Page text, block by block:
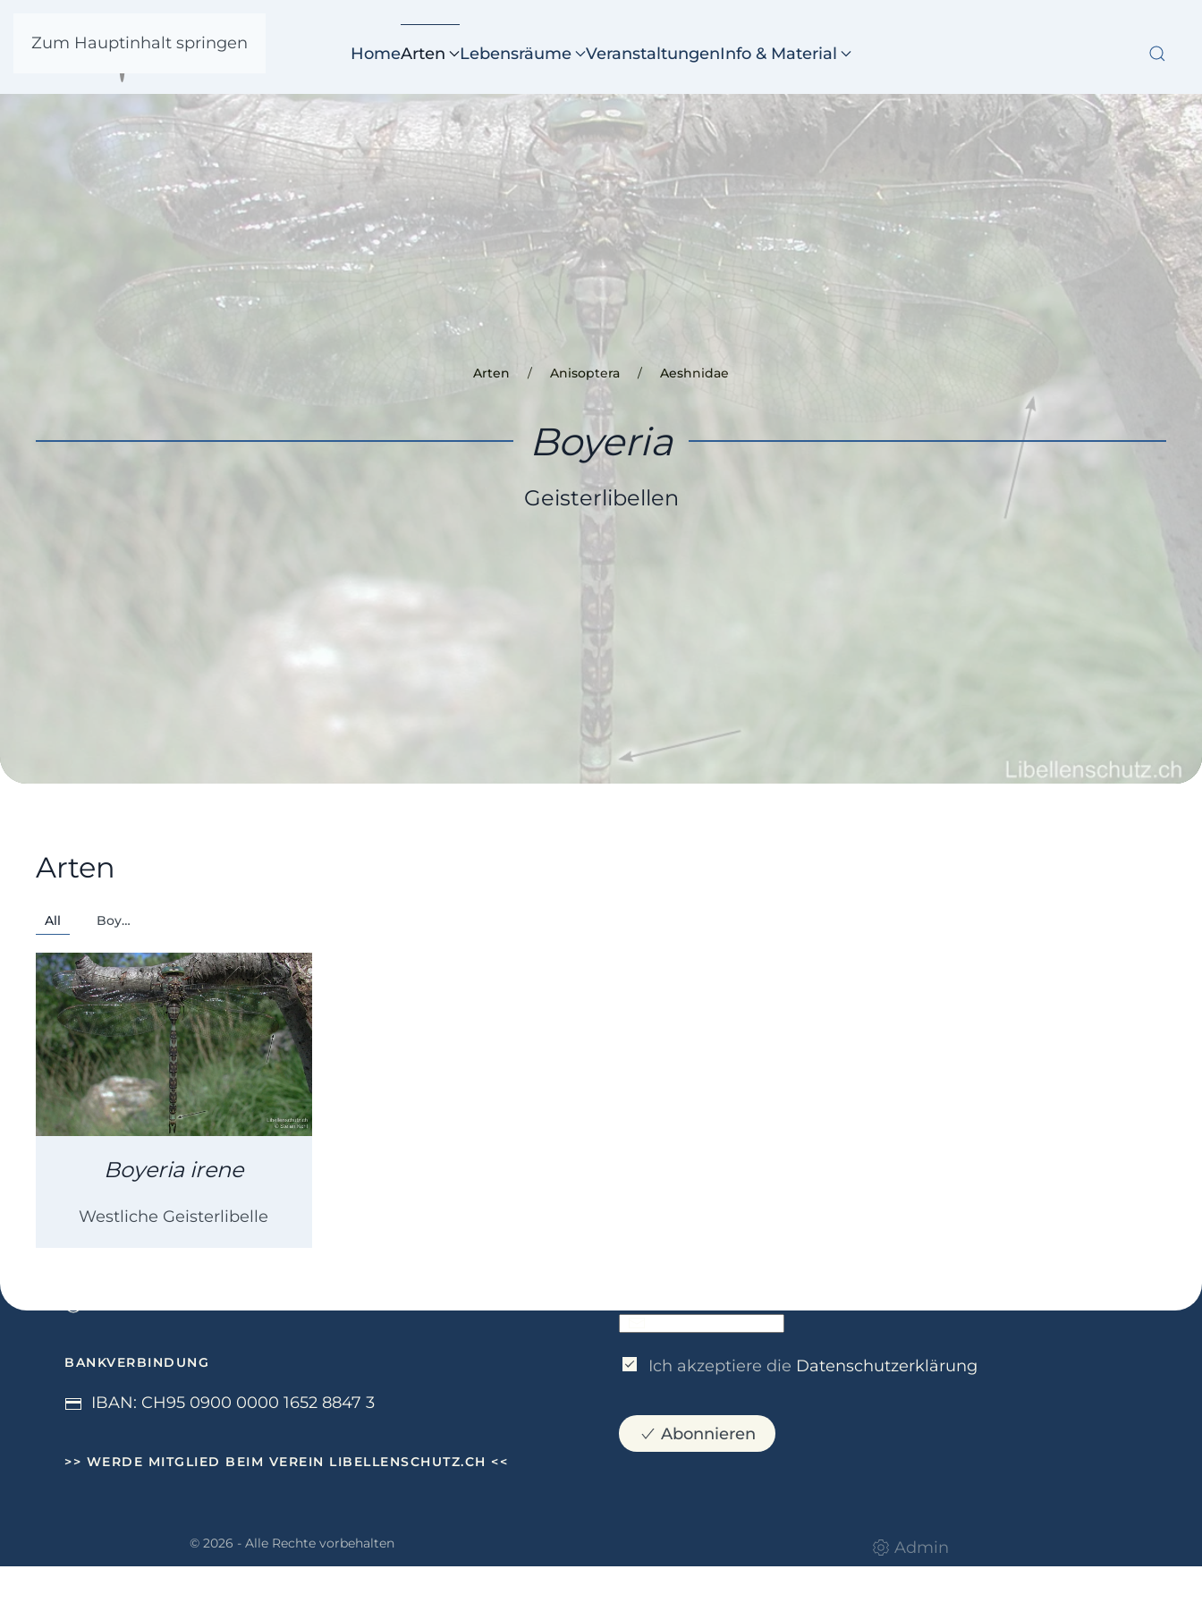
Zum Hauptinhalt springen
HomeArten Lebensräume VeranstaltungenInfo & Material
Arten Anisoptera Aeshnidae
Boyeria
Geisterlibellen
Arten
All Boy…
Boyeria irene
Westliche Geisterlibelle
KONTAKT
BANKVERBINDUNG
IBAN: CH95 0900 0000 1652 8847 3
>> WERDE MITGLIED BEIM VEREIN LIBELLENSCHUTZ.CH <<
Ich akzeptiere die Datenschutzerklärung
Abonnieren
© 2026 - Alle Rechte vorbehalten Admin